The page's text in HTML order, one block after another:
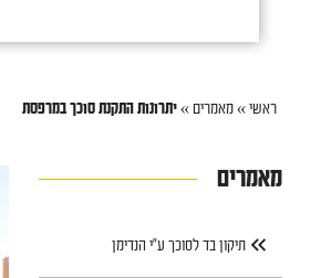
ראשי»מאמרים »יתרונות התקנת סוכך במרפסת
מאמרים
תיקון בד לסוכך ע״י הנדימן